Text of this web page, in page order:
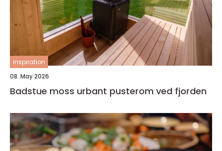
inspiration
08. May 2026
Badstue moss urbant pusterom ved fjorden